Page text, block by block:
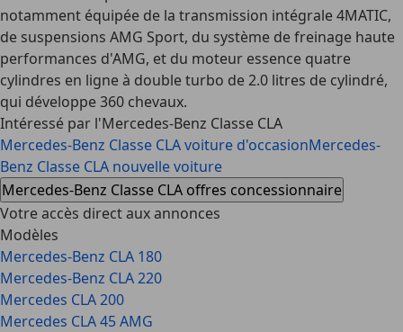
notamment équipée de la transmission intégrale 4MATIC,
de suspensions AMG Sport, du système de freinage haute
performances d'AMG, et du moteur essence quatre
cylindres en ligne à double turbo de 2.0 litres de cylindré,
qui développe 360 chevaux.
Intéressé par l'Mercedes-Benz Classe CLA
Mercedes-Benz Classe CLA voiture d'occasionMercedes-
Benz Classe CLA nouvelle voiture
Mercedes-Benz Classe CLA offres concessionnaire
Votre accès direct aux annonces
Modèles
Mercedes-Benz CLA 180
Mercedes-Benz CLA 220
Mercedes CLA 200
Mercedes CLA 45 AMG